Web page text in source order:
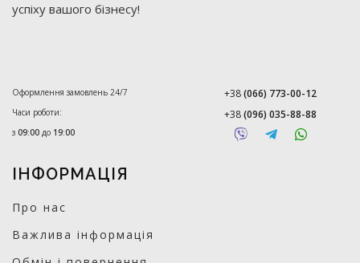
успіху вашого бізнесу!
Оформлення замовлень 24/7
Часи роботи:
з 09:00 до 19:00
+38(066) 773-00-12
+38(096) 035-88-88
ІНФОРМАЦІЯ
Про нас
Важлива інформація